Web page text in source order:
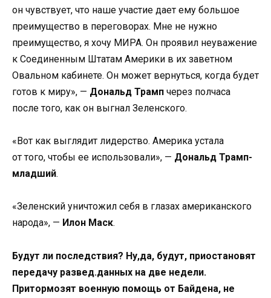
он чувствует, что наше участие дает ему большое
преимущество в переговорах. Мне не нужно
преимущество, я хочу МИРА. Он проявил неуважение
к Соединенным Штатам Америки в их заветном
Овальном кабинете. Он может вернуться, когда будет
готов к миру», — Дональд Трамп через полчаса
после того, как он выгнал Зеленского.
«Вот как выглядит лидерство. Америка устала
от того, чтобы ее использовали», — Дональд Трамп-
младший.
«Зеленский уничтожил себя в глазах американского
народа», — Илон Маск.
Будут ли последствия? Ну,да, будут, приостановят
передачу развед.данных на две недели.
Притормозят военную помощь от Байдена, не